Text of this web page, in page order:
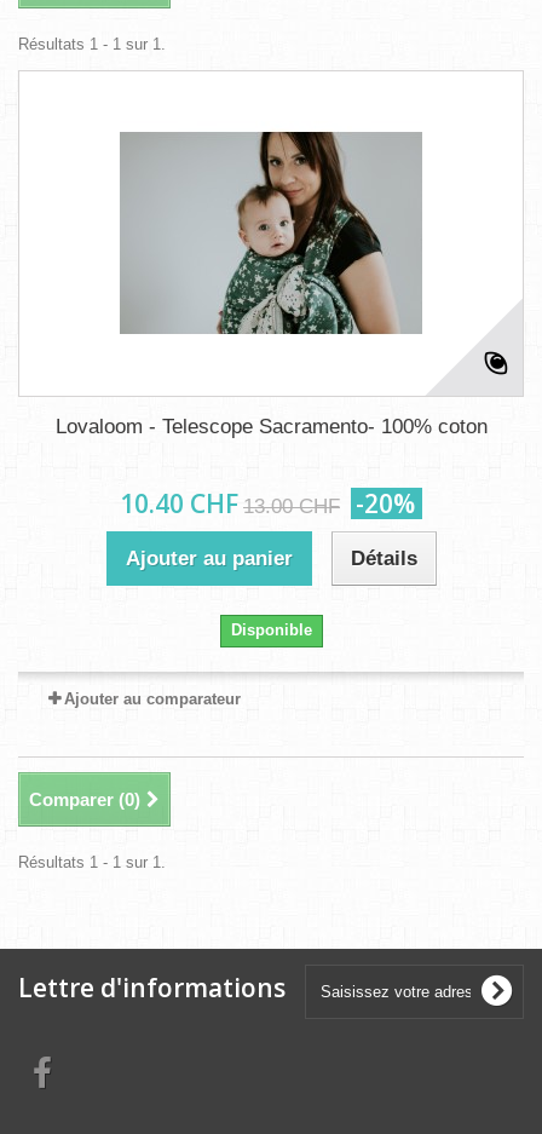
Résultats 1 - 1 sur 1.
Lovaloom - Telescope Sacramento- 100% coton
10.40 CHF 13.00 CHF -20%
Ajouter au panier Détails
Disponible
Ajouter au comparateur
Comparer (0)
Résultats 1 - 1 sur 1.
Lettre d'informations